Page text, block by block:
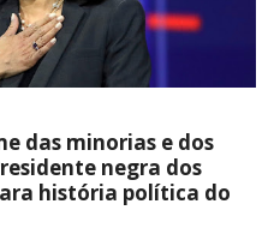
das minorias e dos
negra dos
história política do